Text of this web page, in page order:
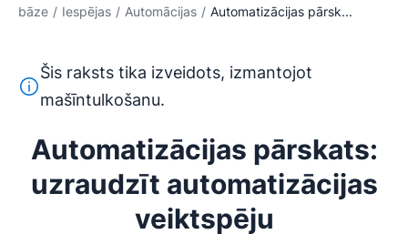
Sazināties ar atbalsta dienestu
bāze / Iespējas / Automācijas / Automatizācijas pārsk...
Šis teksts ir tulkots no angļu valodas, izmantojot
Šis raksts tika izveidots, izmantojot
mašīntulkošanu.
Automatizācijas pārskats:
uzraudzīt automatizācijas
veiktspēju